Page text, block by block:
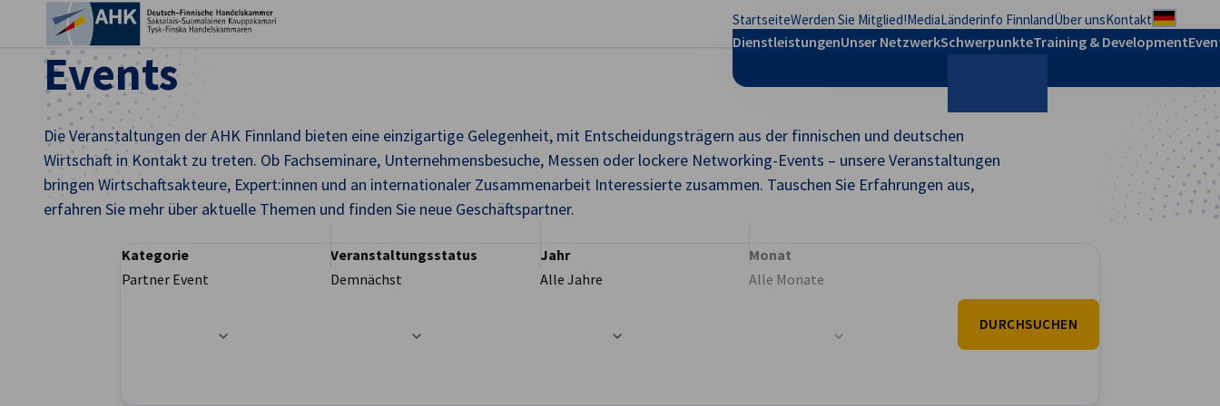
StartseiteWerden Sie Mitglied!MediaLänderinfo FinnlandÜber unsKontakt
DienstleistungenUnser NetzwerkSchwerpunkteTraining & Development
Events
Die Veranstaltungen der AHK Finnland bieten eine einzigartige Gelegenheit, mit Entscheidungsträgern aus der finnischen und deutschen
Wirtschaft in Kontakt zu treten. Ob Fachseminare, Unternehmensbesuche, Messen oder lockere Networking-Events – unsere Veranstaltungen
bringen Wirtschaftsakteure, Expert:innen und an internationaler Zusammenarbeit Interessierte zusammen. Tauschen Sie Erfahrungen aus,
erfahren Sie mehr über aktuelle Themen und finden Sie neue Geschäftspartner.
Filteroptionen wurden erfolgreich aktualisiert
Kategorie
Partner Event
Veranstaltungsstatus
Demnächst
Jahr
Alle Jahre
Monat
Alle Monate
DURCHSUCHEN